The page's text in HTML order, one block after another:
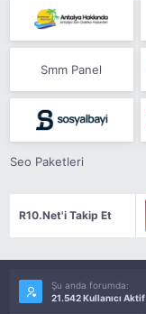
Smm Panel
Seo Paketleri
R10.Net'i Takip Et
Şu anda forumda:
21.542 Kullanıcı Aktif